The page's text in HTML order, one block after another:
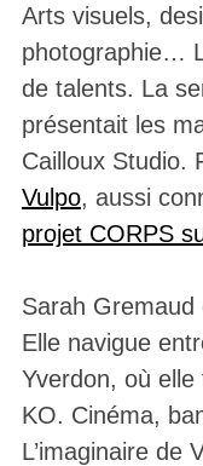
Arts visuels,
photographie…
de talents. La
présentait les
Cailloux Studio.
Vulpo, aussi
projet CORPS
Sarah
Elle navigue
Yverdon, où
KO. Cinéma,
L’imaginaire de